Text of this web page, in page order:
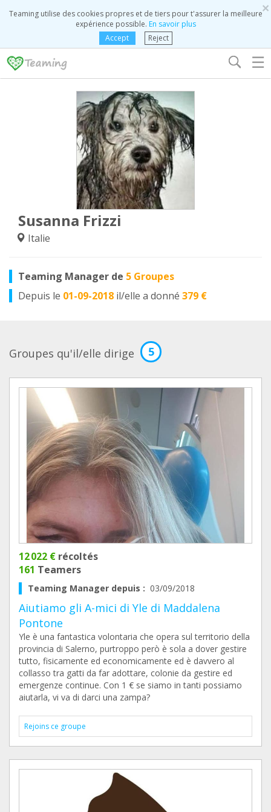
×
Teaming utilise des cookies propres et de tiers pour t'assurer la meilleure
expérience possible. En savoir plus
Accept
Reject
☰
Susanna Frizzi
Italie
Teaming Manager de 5 Groupes
Depuis le 01-09-2018 il/elle a donné 379 €
Groupes qu'il/elle dirige 5
12 022 € récoltés
161 Teamers
Teaming Manager depuis : 03/09/2018
Aiutiamo gli A-mici di Yle di Maddalena
Pontone
Yle è una fantastica volontaria che opera sul territorio della
provincia di Salerno, purtroppo però è sola a dover gestire
tutto, fisicamente ed economicamente ed è davvero al
collasso tra gatti da far adottare, colonie da gestire ed
emergenze continue. Con 1 € se siamo in tanti possiamo
aiutarla, vi va di darci una zampa?
Rejoins ce groupe